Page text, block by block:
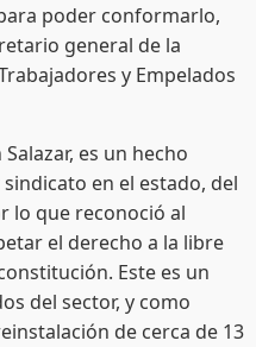
poder conformarlo,
general de la
y Empelados
es un hecho
en el estado, del
lo que reconoció al
el derecho a la libre
Este es un
del sector, y como
de cerca de 13